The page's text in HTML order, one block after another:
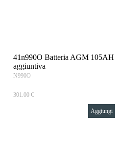
41n990O Batteria AGM 105AH
aggiuntiva
N990O
301.00 €
Aggiungi